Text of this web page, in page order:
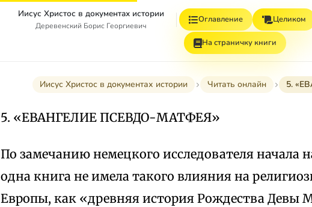
Иисус Христос в документах истории
Деревенский Борис Георгиевич
Оглавление Целиком
На страничку книги
Иисус Христос в документах истории Читать онлайн 5.
5. «ЕВАНГЕЛИЕ ПСЕВДО-МАТФЕЯ»
По замечанию немецкого исследователя начала
одна книга не имела такого влияния на
Европы, как «древняя история Рождества Девы